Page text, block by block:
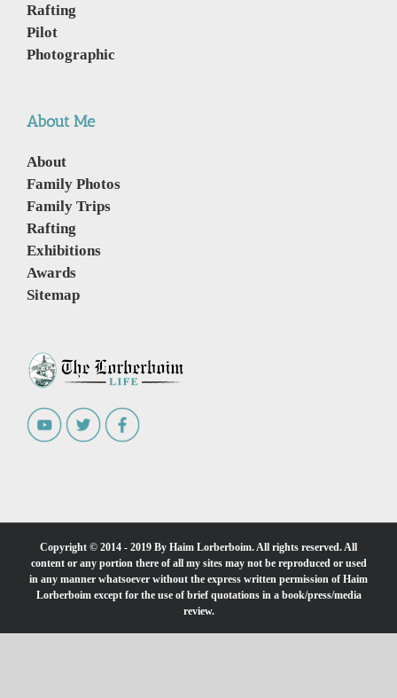
Rafting
Pilot
Photographic
About Me
About
Family Photos
Family Trips
Rafting
Exhibitions
Awards
Sitemap
Copyright © 2014 - 2019 By Haim Lorberboim. All rights reserved. All
content or any portion there of all my sites may not be reproduced or used
in any manner whatsoever without the express written permission of Haim
Lorberboim except for the use of brief quotations in a book/press/media
review.